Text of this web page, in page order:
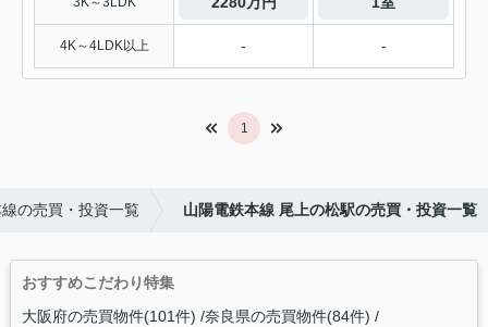
4K～4LDK以上 - -
1
の売買・投資一覧 山陽電鉄本線 尾上の松駅の売買・投資一覧
おすすめこだわり特集
大阪府の売買物件(101件) 奈良県の売買物件(84件)